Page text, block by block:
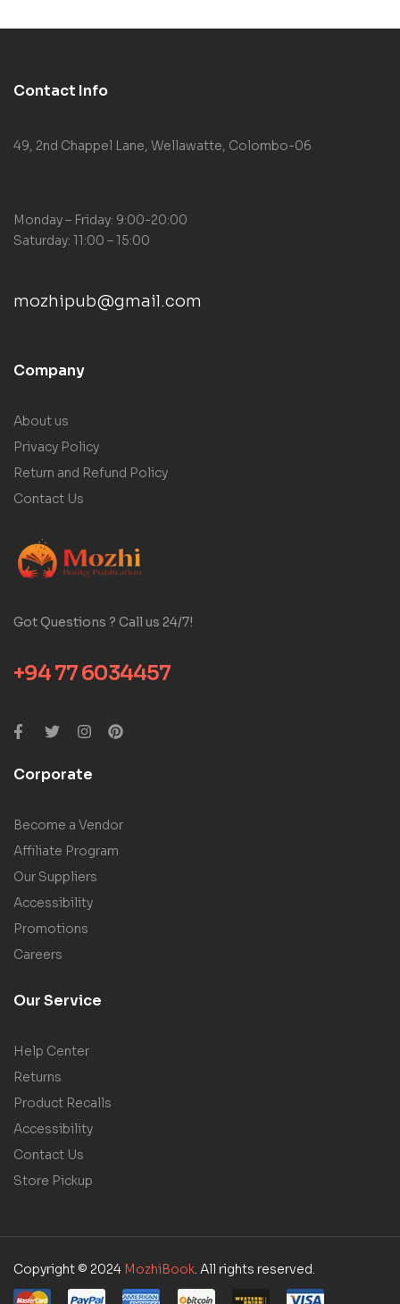
Contact Info
49, 2nd Chappel Lane, Wellawatte, Colombo-06
Monday – Friday: 9:00-20:00
Saturday: 11:00 – 15:00
mozhipub@gmail.com
Company
About us
Privacy Policy
Return and Refund Policy
Contact Us
Got Questions ? Call us 24/7!
+94 77 6034457
Corporate
Become a Vendor
Affiliate Program
Our Suppliers
Accessibility
Promotions
Careers
Our Service
Help Center
Returns
Product Recalls
Accessibility
Contact Us
Store Pickup
Copyright © 2024 MozhiBook. All rights reserved.